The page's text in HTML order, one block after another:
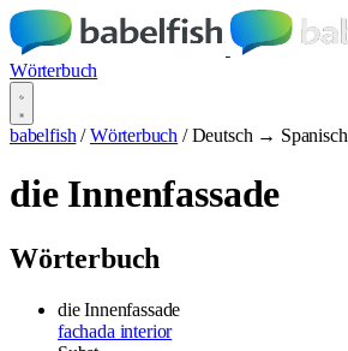
Wörterbuch
babelfish / Wörterbuch / Deutsch → Spanisch
die Innenfassade
Wörterbuch
die Innenfassade
fachada interior